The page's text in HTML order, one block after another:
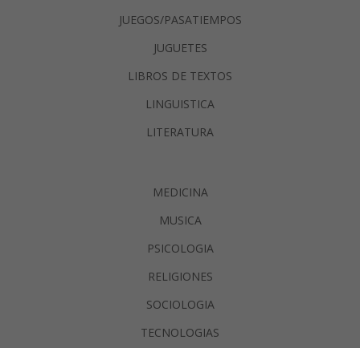
JUEGOS/PASATIEMPOS
JUGUETES
LIBROS DE TEXTOS
LINGUISTICA
LITERATURA
MEDICINA
MUSICA
PSICOLOGIA
RELIGIONES
SOCIOLOGIA
TECNOLOGIAS